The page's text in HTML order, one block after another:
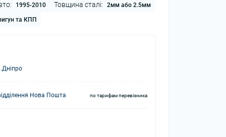
1995-2010 Товщина сталі: 2мм або 2.5мм
та КПП
Нова Пошта по тарифам перевізника